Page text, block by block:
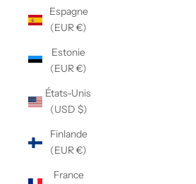
Espagne
(EUR €)
Estonie
(EUR €)
États-Unis
(USD $)
Finlande
(EUR €)
France